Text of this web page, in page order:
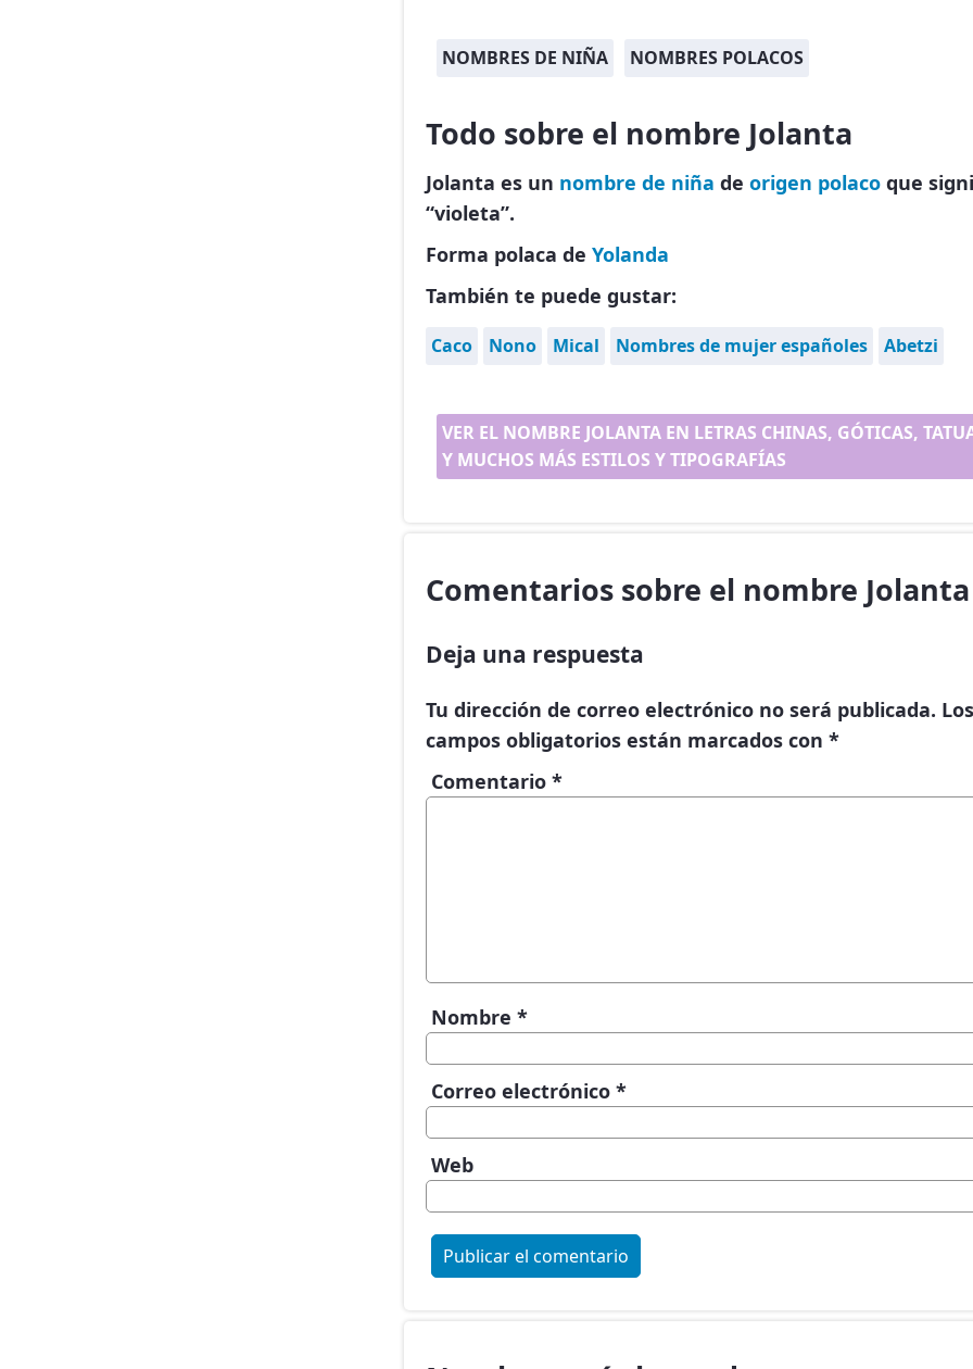
NOMBRES DE NIÑA NOMBRES POLACOS
Todo sobre el nombre Jolanta
Jolanta es un nombre de niña de origen polaco que
“violeta”.
Forma polaca de Yolanda
También te puede gustar:
Caco Nono Mical Nombres de mujer españoles Abetzi
VER EL NOMBRE JOLANTA EN LETRAS CHINAS, GÓTICAS,
Y MUCHOS MÁS ESTILOS Y TIPOGRAFÍAS
Comentarios sobre el nombre Jolanta
Deja una respuesta
Tu dirección de correo electrónico no será publicada. Los
campos obligatorios están marcados con *
Comentario *
Nombre *
Correo electrónico *
Web